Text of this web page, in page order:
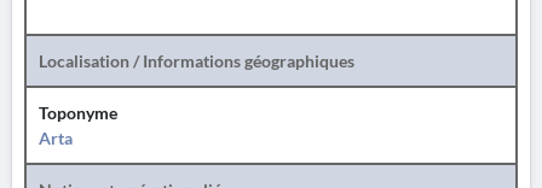
Localisation / Informations géographiques
Toponyme
Arta